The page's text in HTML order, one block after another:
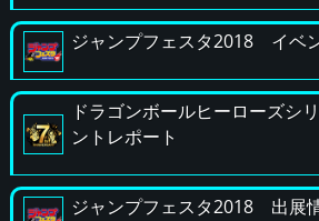
ジャンプフェスタ2018 イベ
ドラゴンボールヒーローズシ
ントレポート
ジャンプフェスタ2018 出展